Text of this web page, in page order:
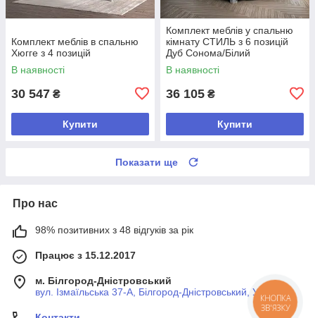
Комплект меблів в спальню
Хюгге з 4 позицій
В наявності
30 547 ₴
Купити
Комплект меблів у спальню
кімнату СТИЛЬ з 6 позицій
Дуб Сонома/Білий
В наявності
36 105 ₴
Купити
Показати ще
Про нас
98% позитивних з 48 відгуків за рік
Працює з 15.12.2017
м. Білгород-Дністровський
вул. Ізмаїльська 37-А, Білгород-Дністровський, Україна
КНОПКА
ЗВ'ЯЗКУ